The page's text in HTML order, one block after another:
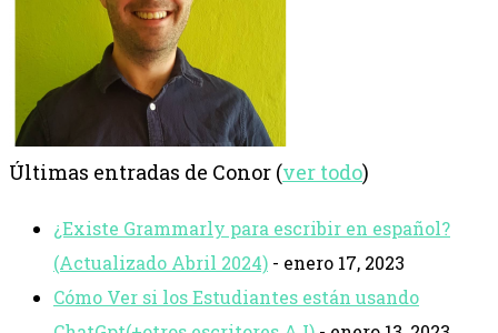
Últimas entradas de Conor (ver todo)
¿Existe Grammarly para escribir en español?
(Actualizado Abril 2024) - enero 17, 2023
Cómo Ver si los Estudiantes están usando